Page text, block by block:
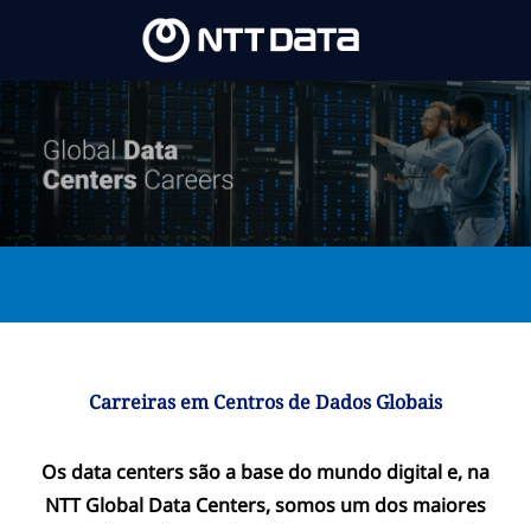
--
Carreiras em Centros de Dados Globais
Os data centers são a base do mundo digital e, na
NTT Global Data Centers, somos um dos maiores